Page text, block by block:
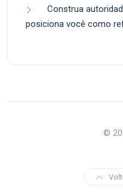
Construa
posiciona você como
©